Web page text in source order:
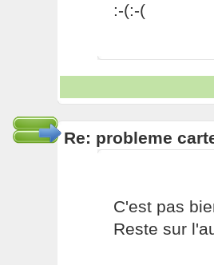
:-(:-(
Re: probleme
C'est pas
Reste sur